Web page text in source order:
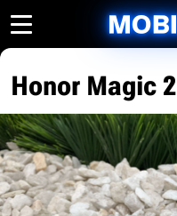
Honor Magic 2